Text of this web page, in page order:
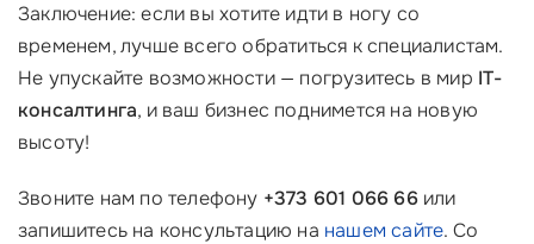
Заключение: если вы хотите идти в ногу со
временем, лучше всего обратиться к специалистам.
Не упускайте возможности — погрузитесь в мир IT-
консалтинга, и ваш бизнес поднимется на новую
высоту!
Звоните нам по телефону +373 601 066 66или
запишитесь на консультацию на нашем сайте. Со